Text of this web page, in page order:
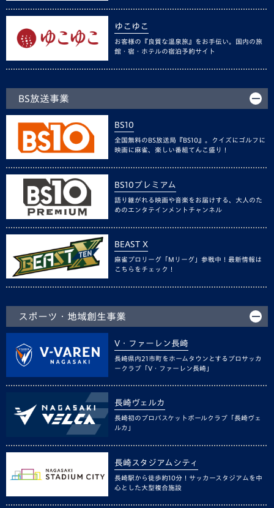
ゆこゆこ
お客様の『良質な温泉旅』をお手伝い。国内の旅
館・宿・ホテルの宿泊予約サイト
BS放送事業
BS10
全国無料のBS放送局『BS10』。クイズにゴルフに
映画に麻雀、楽しい番組てんこ盛り！
BS10プレミアム
語り継がれる映画や音楽をお届けする、大人のた
めのエンタテインメントチャンネル
BEAST X
麻雀プロリーグ「Mリーグ」参戦中！最新情報は
こちらをチェック！
スポーツ・地域創生事業
V・ファーレン長崎
長崎県内21市町をホームタウンとするプロサッカ
ークラブ「V・ファーレン長崎」
長崎ヴェルカ
長崎初のプロバスケットボールクラブ「長崎ヴェ
ルカ」
長崎スタジアムシティ
長崎駅から徒歩約10分！サッカースタジアムを中
心とした大型複合施設